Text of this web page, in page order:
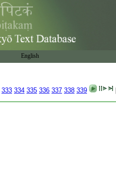
English
333 334 335 336 337 338 339